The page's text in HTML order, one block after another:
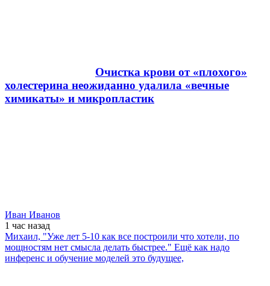
Очистка крови от «плохого»
холестерина неожиданно удалила «вечные
химикаты» и микропластик
Иван Иванов
1 час назад
Михаил, "Уже лет 5-10 как все построили что хотели, по
мощностям нет смысла делать быстрее." Ещё как надо
инференс и обучение моделей это будущее,